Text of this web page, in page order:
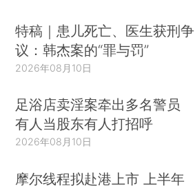
特稿｜患儿死亡、医生获刑争
议：韩杰案的“罪与罚”
2026年08月10日
足浴店卖淫案牵出多名警员
有人当股东有人打招呼
2026年08月10日
摩尔线程拟赴港上市 上半年